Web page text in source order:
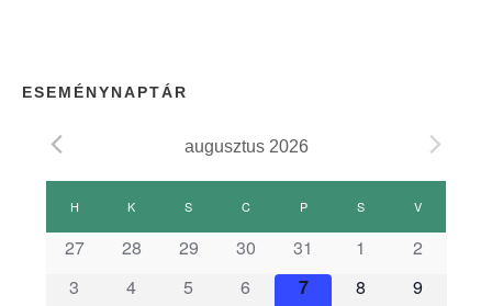
ESEMÉNYNAPTÁR
augusztus 2026
EH K S CCSÜTÖRTÖK
PPÉNTEK SSZOMBAT
VVASÁRNAP
27 28 29 30 31 1
2
3
4 5 6 7 8
9